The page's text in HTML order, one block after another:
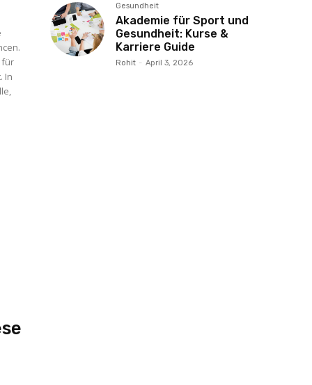
für
In
Gesundheit
Akademie für Sport und
Gesundheit: Kurse &
Karriere Guide
Rohit - April 3, 2026